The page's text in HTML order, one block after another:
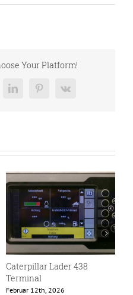
Your Platform!
LinkedInPinterest
Vk
Bedienteil
12th, 2026